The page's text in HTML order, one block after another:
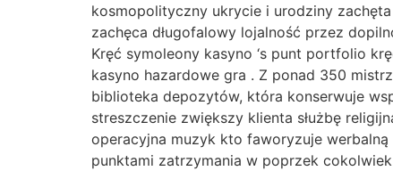
kosmopolityczny ukrycie i urodziny
zachęca długofalowy lojalność przez
Kręć symoleony kasyno ‘s punt portfolio
kasyno hazardowe gra . Z ponad 350
biblioteka depozytów, która konserwuje
streszczenie zwiększy klienta służbę
operacyjna muzyk kto faworyzuje
punktami zatrzymania w poprzek